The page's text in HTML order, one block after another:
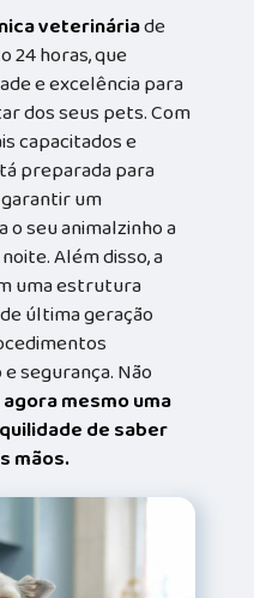
veterináriade
24 horas, que
e excelência para
dos seus pets. Com
capacitados e
preparada para
um
seu animalzinho a
Além disso, a
uma estrutura
última geração
segurança. Não
mesmo uma
de saber
mãos.